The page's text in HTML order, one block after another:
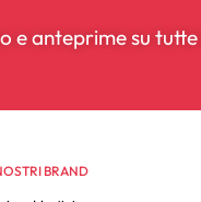
e anteprime su
BRAND